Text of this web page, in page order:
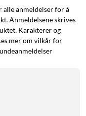
alle anmeldelser for å
Anmeldelsene skrives
Karakterer og
mer om vilkår for